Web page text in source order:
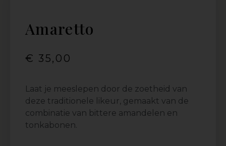
Amaretto
€ 35,00
Laat je meeslepen door de zoetheid van
deze traditionele likeur, gemaakt van de
combinatie van bittere amandelen en
tonkabonen.